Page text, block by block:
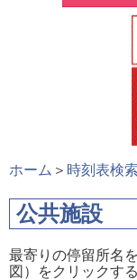
ホーム ＞ 時刻表検索
公共施設
最寄りの停留所名
図）をクリックす